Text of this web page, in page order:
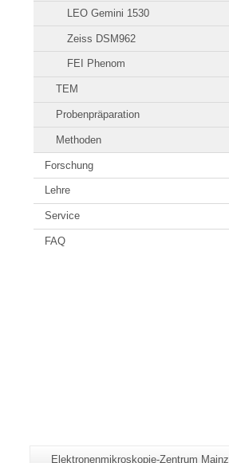
LEO Gemini 1530
Zeiss DSM962
FEI Phenom
TEM
Probenpräparation
Methoden
Forschung
Lehre
Service
FAQ
Zusätzliche
Seiten-
Elektronenmikroskopie-Zentrum Mainz